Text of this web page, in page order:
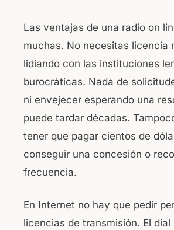
Las ventajas de una radio on
muchas. No necesitas licencia
lidiando con las instituciones
burocráticas. Nada de
ni envejecer esperando una
puede tardar décadas.
tener que pagar cientos de
conseguir una concesión o
frecuencia.
En Internet no hay que pedir
licencias de transmisión. El